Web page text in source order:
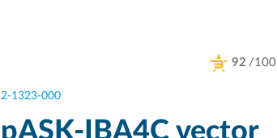
92 /100
2-1323-000
pASK-IBA4C vector